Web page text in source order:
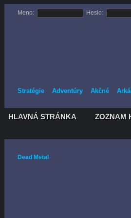
Meno: Heslo:
Stratégie Adventúry Akčné
HLAVNÁ STRÁNKA
HLAVNÁ STRÁNKA ZOZNAM
ZOZNAM
Dead Metal